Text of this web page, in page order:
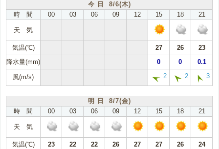
今 日 8/6(木)
時 間
00 03 06 09 12 15 18 21
天 気
気温(℃) 27 26
23
降水量(mm)
0 0 0.1
風(m/s) 2 2 3
明 日 8/7(金)
時 間
00 03 06 09 12 15 18 21
天 気
気温(℃) 23 22 22 26 27 27 26
24